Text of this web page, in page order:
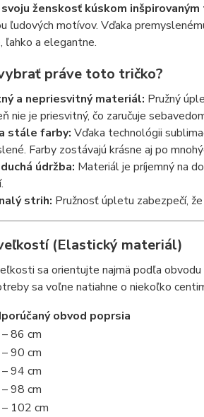
ženskosť kúskom inšpirovaným
ľudových motívov. Vďaka
ľahko a elegantne.
práve toto tričko?
a nepriesvitný materiál: Pružný
nie je priesvitný, čo zaručuje
stále farby: Vďaka technológii
Farby zostávajú krásne aj po
údržba: Materiál je príjemný na
strih: Pružnosť úpletu zabezpečí,
(Elastický materiál)
sa orientujte najmä podľa
sa voľne natiahne o niekoľko
obvod poprsia
86 cm
90 cm
94 cm
98 cm
102 cm